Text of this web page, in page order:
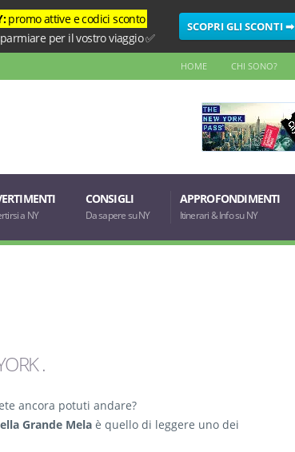
promo attive e codici sconto
per il vostro viaggio ✅
SCOPRI GLI SCONTI ➡
HOME CHI SONO?
a NY
CONSIGLI
Da sapere su NY
APPROFONDIMENTI
Itinerari & Info su NY
.
ancora potuti andare?
Grande Mela è quello di leggere uno dei